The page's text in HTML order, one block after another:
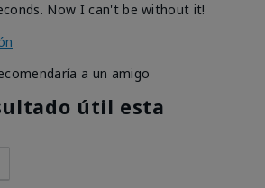
Now I can't be without it!
a un amigo
útil esta